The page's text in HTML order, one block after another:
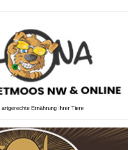
Ernährung Ihrer Tiere